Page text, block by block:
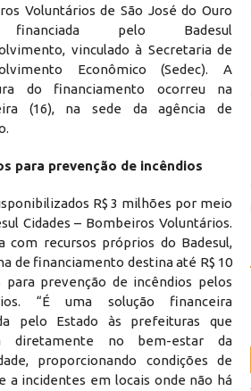
Voluntários de São José do Ouro
pelo Badesul
vinculado à Secretaria de
Econômico (Sedec). A
do financiamento ocorreu na
(16), na sede da agência de
para prevenção de incêndios
R$ 3 milhões por meio
Cidades – Bombeiros Voluntários.
com recursos próprios do Badesul,
de financiamento destina até R$ 10
para prevenção de incêndios pelos
“É uma solução financeira
pelo Estado às prefeituras que
diretamente no bem-estar da
proporcionando condições de
a incidentes em locais onde não há